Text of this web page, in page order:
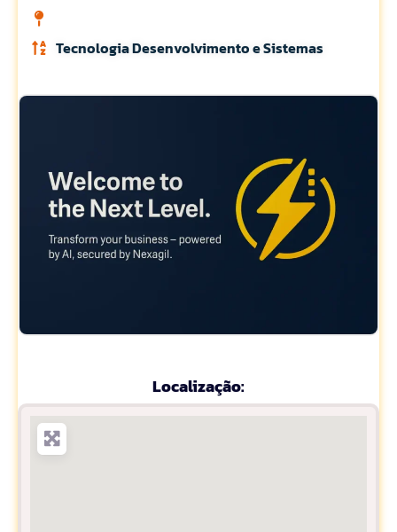
Tecnologia Desenvolvimento e Sistemas
Localização: